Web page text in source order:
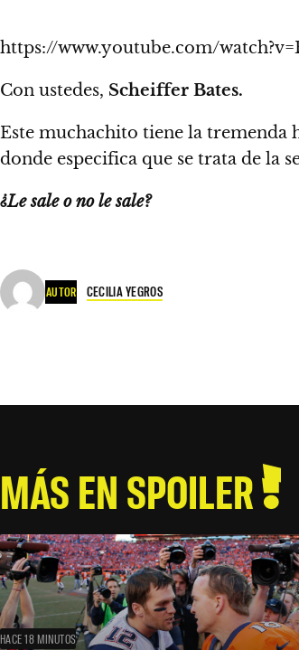
https://www.youtube.com/
Con ustedes, Scheiffer Bates.
Este muchachito tiene la tremenda
donde especifica que se trata de la
¿Le sale o no le sale?
AUTOR CECILIA YEGROS
MÁS EN SPOILER
HACE 18 MINUTOS